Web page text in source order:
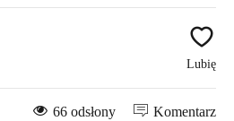
Lubię
Komentarz
66 odsłony